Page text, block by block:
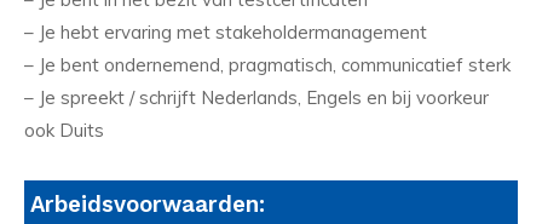
– Je hebt ervaring met stakeholdermanagement
– Je bent ondernemend, pragmatisch, communicatief sterk
– Je spreekt / schrijft Nederlands, Engels en bij voorkeur
ook Duits
Arbeidsvoorwaarden: